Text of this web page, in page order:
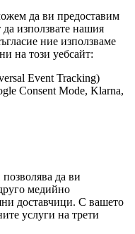
да ви предоставим
използвате нашия
ние използваме
на този уебсайт:
Event Tracking)
Consent Mode, Klarna,
да ви
медийно
доставчици. С вашето
услуги на трети